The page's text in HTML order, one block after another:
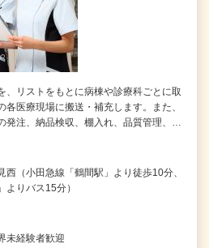
、リストをもとに病棟や診療科ごとに取
各医療現場に搬送・補充します。また、
発注、納品検収、棚入れ、品質管理、…
西（小田急線「鶴間駅」より徒歩10分、
よりバス15分）
未経験者歓迎